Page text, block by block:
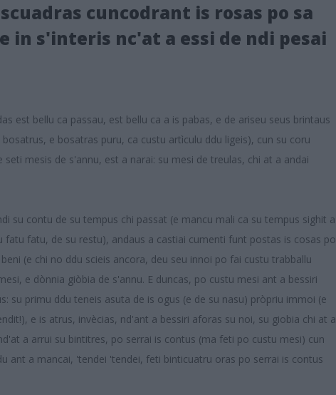
cuncodrant is rosas po sa
in s'interis nc'at a essi de ndi pesai
est bellu ca passau, est bellu ca a is pabas, e de ariseu seus brintaus
e bosatras puru, ca custu artìculu ddu ligeis), cun su coru
mesis de s'annu, est a narai: su mesi de treulas, chi at a andai
su contu de su tempus chi passat (e mancu mali ca su tempus sighit a
fatu, de su restu), andaus a castiai cumenti funt postas is cosas po
(e chi no ddu scieis ancora, deu seu innoi po fai custu trabballu
e dònnia giòbia de s'annu. E duncas, po custu mesi ant a bessiri
su primu ddu teneis asuta de is ogus (e de su nasu) pròpriu immoi (e
e is atrus, invècias, nd'ant a bessiri aforas su noi, su giobia chi at a
a arrui su bintitres, po serrai is contus (ma feti po custu mesi) cun
ant a mancai, 'tendei 'tendei, feti binticuatru oras po serrai is contus